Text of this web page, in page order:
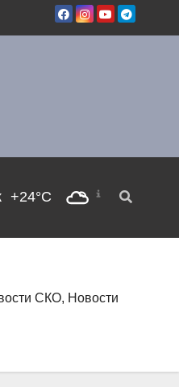
+24°C
СКО, Новости